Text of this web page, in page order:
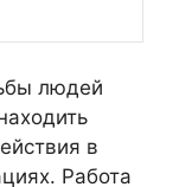
людей
в
Работа